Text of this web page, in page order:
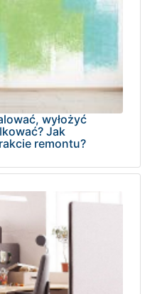
wyłożyć
Jak
remontu?